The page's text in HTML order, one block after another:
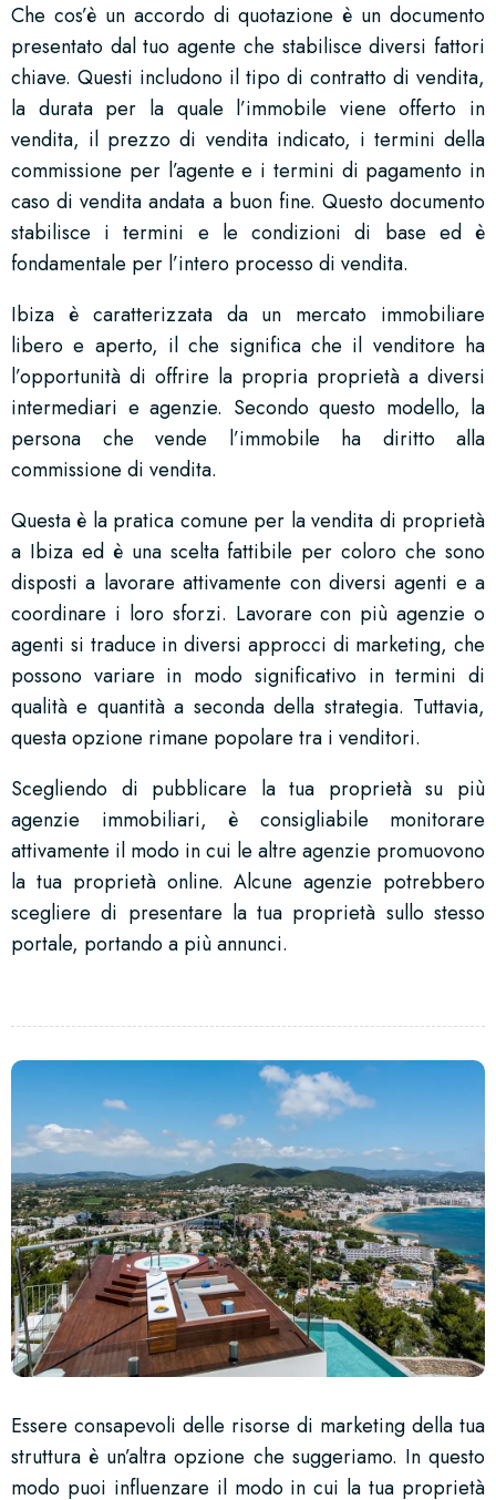
Che cos’è un accordo di quotazione è un documento
presentato dal tuo agente che stabilisce diversi fattori
chiave. Questi includono il tipo di contratto di vendita,
la durata per la quale l’immobile viene offerto in
vendita, il prezzo di vendita indicato, i termini della
commissione per l’agente e i termini di pagamento in
caso di vendita andata a buon fine. Questo documento
stabilisce i termini e le condizioni di base ed è
fondamentale per l’intero processo di vendita.
Ibiza è caratterizzata da un mercato immobiliare
libero e aperto, il che significa che il venditore ha
l’opportunità di offrire la propria proprietà a diversi
intermediari e agenzie. Secondo questo modello, la
persona che vende l’immobile ha diritto alla
commissione di vendita.
Questa è la pratica comune per la vendita di proprietà
a Ibiza ed è una scelta fattibile per coloro che sono
disposti a lavorare attivamente con diversi agenti e a
coordinare i loro sforzi. Lavorare con più agenzie o
agenti si traduce in diversi approcci di marketing, che
possono variare in modo significativo in termini di
qualità e quantità a seconda della strategia. Tuttavia,
questa opzione rimane popolare tra i venditori.
Scegliendo di pubblicare la tua proprietà su più
agenzie immobiliari, è consigliabile monitorare
attivamente il modo in cui le altre agenzie promuovono
la tua proprietà online. Alcune agenzie potrebbero
scegliere di presentare la tua proprietà sullo stesso
portale, portando a più annunci.
Essere consapevoli delle risorse di marketing della tua
struttura è un’altra opzione che suggeriamo. In questo
modo puoi influenzare il modo in cui la tua proprietà